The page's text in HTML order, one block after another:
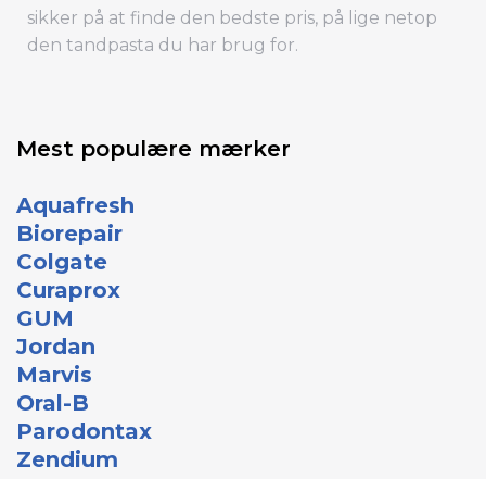
sikker på at finde den bedste pris, på lige netop
den tandpasta du har brug for.
Mest populære mærker
Aquafresh
Biorepair
Colgate
Curaprox
GUM
Jordan
Marvis
Oral-B
Parodontax
Zendium